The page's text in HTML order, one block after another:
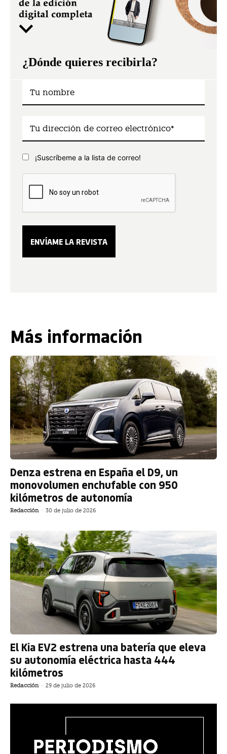
¿Dónde quieres recibirla?
¡Suscríbeme a la lista de correo!
Más información
Denza estrena en España el D9, un
monovolumen enchufable con 950
kilómetros de autonomía
Redacción - 30 de julio de 2026
El Kia EV2 estrena una batería que eleva
su autonomía eléctrica hasta 444
kilómetros
Redacción - 29 de julio de 2026